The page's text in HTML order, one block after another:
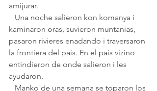
amijurar.
kaminaron oras, suvieron muntanias,
pasaron rivieres enadando i traversaron
la frontiera del pais. En el pais vizino
entindieron de onde salieron i les
ayudaron.